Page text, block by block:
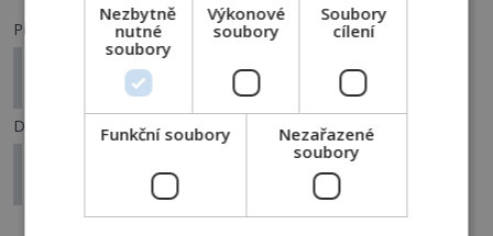
Předchozí článek
Mrazivá setkání v Brazílii: Děsivá úmrtí spojená s
Další článek
Smrtící číslo 191: Proč lety s touto koncovkou
končí tragicky?
Nezbytně
nutné
soubory
Výkonové
soubory
Soubory
cílení
Funkční soubory
Nezařazené
soubory